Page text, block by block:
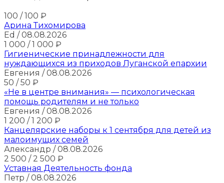
100 / 100 ₽
Арина Тихомирова
Ed / 08.08.2026
1 000 / 1 000 ₽
Гигиенические принадлежности для
нуждающихся из приходов Луганской епархии
Евгения / 08.08.2026
50 / 50 ₽
«Не в центре внимания» — психологическая
помощь родителям и не только
Евгения / 08.08.2026
1 200 / 1 200 ₽
Канцелярские наборы к 1 сентября для детей из
малоимущих семей
Александр / 08.08.2026
2 500 / 2 500 ₽
Уставная Деятельность фонда
Петр / 08.08.2026